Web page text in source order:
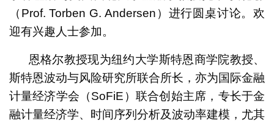
（Prof. Torben G. Andersen）进行圆桌讨论。欢
迎有兴趣人士参加。
恩格尔教授现为纽约大学斯特恩商学院教授、
斯特恩波动与风险研究所联合所长，亦为国际金融
计量经济学会（SoFiE）联合创始主席，专长于金
融计量经济学、时间序列分析及波动率建模，尤其